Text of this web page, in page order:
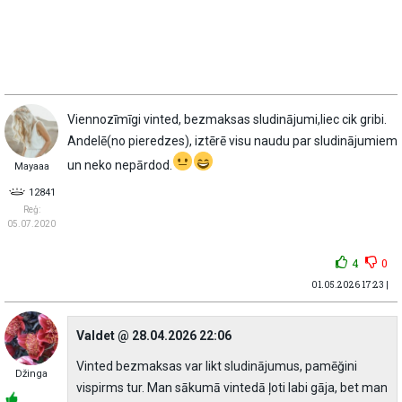
Mayaaa
12841
Reģ:
05.07.2020
Viennozīmīgi vinted, bezmaksas sludinājumi,liec cik gribi.
Andelē(no pieredzes), iztērē visu naudu par sludinājumiem
un neko nepārdod.
4 0
01.05.2026 17:23 |
Džinga
Valdet @ 28.04.2026 22:06
Vinted bezmaksas var likt sludinājumus, pamēğini
vispirms tur. Man sākumā vintedā ļoti labi gāja, bet man